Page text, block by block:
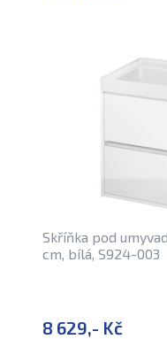
Skříňka pod
cm, bílá, S924-003
8 629,- Kč